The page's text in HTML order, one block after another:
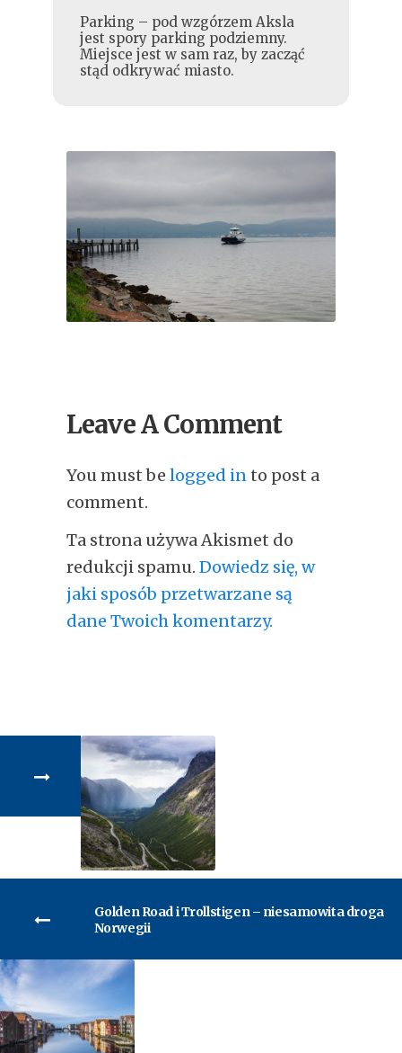
Parking – pod wzgórzem Aksla
jest spory parking podziemny.
Miejsce jest w sam raz, by zacząć
stąd odkrywać miasto.
Leave A Comment
You must be logged into post a
comment.
Ta strona używa Akismet do
redukcji spamu. Dowiedz się, w
jaki sposób przetwarzane są
dane Twoich komentarzy.
Golden Road i Trollstigen – niesamowita droga
Norwegii